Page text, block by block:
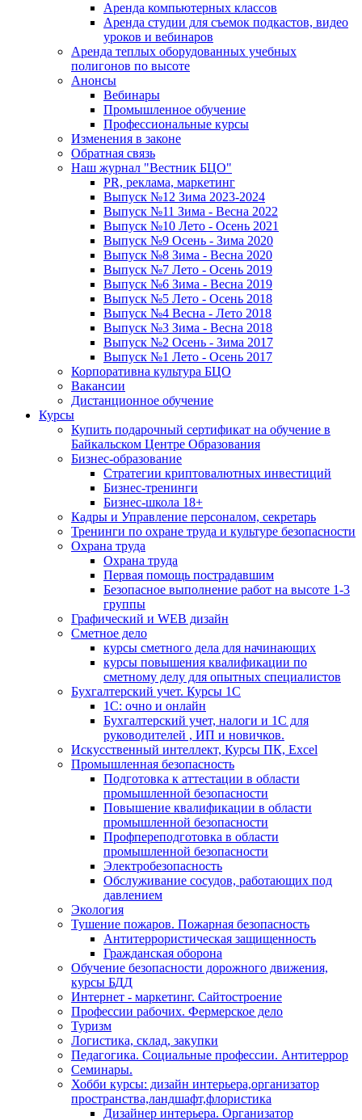
Аренда компьютерных классов
Аренда студии для съемок подкастов, видео
уроков и вебинаров
Аренда теплых оборудованных учебных
полигонов по высоте
Анонсы
Вебинары
Промышленное обучение
Профессиональные курсы
Изменения в законе
Обратная связь
Наш журнал "Вестник БЦО"
PR, реклама, маркетинг
Выпуск №12 Зима 2023-2024
Выпуск №11 Зима - Весна 2022
Выпуск №10 Лето - Осень 2021
Выпуск №9 Осень - Зима 2020
Выпуск №8 Зима - Весна 2020
Выпуск №7 Лето - Осень 2019
Выпуск №6 Зима - Весна 2019
Выпуск №5 Лето - Осень 2018
Выпуск №4 Весна - Лето 2018
Выпуск №3 Зима - Весна 2018
Выпуск №2 Осень - Зима 2017
Выпуск №1 Лето - Осень 2017
Корпоративна культура БЦО
Вакансии
Дистанционное обучение
Курсы
Купить подарочный сертификат на обучение в
Байкальском Центре Образования
Бизнес-образование
Стратегии криптовалютных инвестиций
Бизнес-тренинги
Бизнес-школа 18+
Кадры и Управление персоналом, секретарь
Тренинги по охране труда и культуре безопасности
Охрана труда
Охрана труда
Первая помощь пострадавшим
Безопасное выполнение работ на высоте 1-3
группы
Графический и WEB дизайн
Сметное дело
курсы сметного дела для начинающих
курсы повышения квалификации по
сметному делу для опытных специалистов
Бухгалтерский учет. Курсы 1С
1С: очно и онлайн
Бухгалтерский учет, налоги и 1С для
руководителей , ИП и новичков.
Искусственный интеллект, Курсы ПК, Excel
Промышленная безопасность
Подготовка к аттестации в области
промышленной безопасности
Повышение квалификации в области
промышленной безопасности
Профпереподготовка в области
промышленной безопасности
Электробезопасность
Обслуживание сосудов, работающих под
давлением
Экология
Тушение пожаров. Пожарная безопасность
Антитеррористическая защищенность
Гражданская оборона
Обучение безопасности дорожного движения,
курсы БДД
Интернет - маркетинг. Сайтостроение
Профессии рабочих. Фермерское дело
Туризм
Логистика, склад, закупки
Педагогика. Социальные профессии. Антитеррор
Семинары.
Хобби курсы: дизайн интерьера,организатор
пространства,ландшафт,флористика
Дизайнер интерьера. Организатор